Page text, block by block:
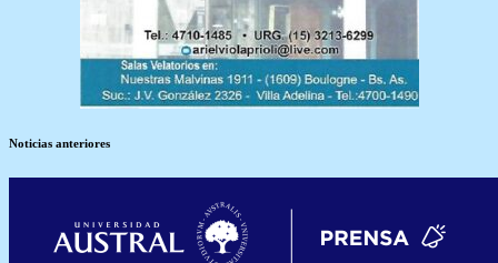
Noticias anteriores